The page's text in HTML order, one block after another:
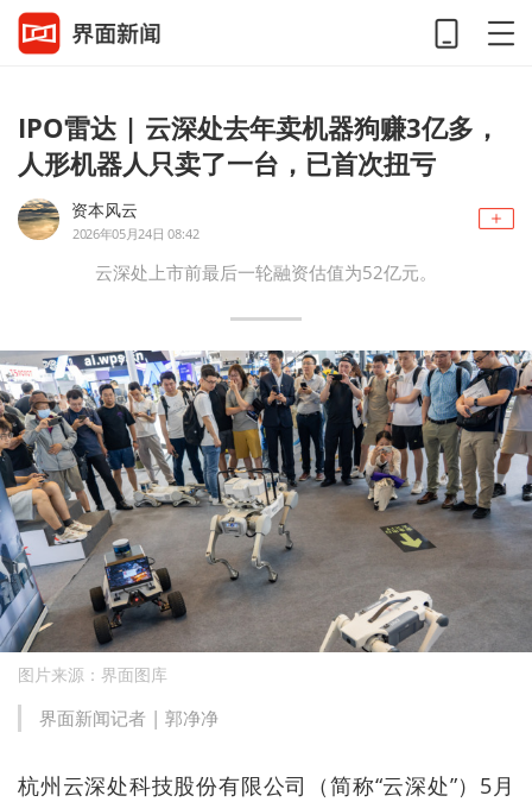
IPO雷达 | 云深处去年卖机器狗赚3亿多，
人形机器人只卖了一台，已首次扭亏
资本风云
2026年05月24日 08:42
云深处上市前最后一轮融资估值为52亿元。
图片来源：界面图库
界面新闻记者 | 郭净净
杭州云深处科技股份有限公司（简称“云深处”）5月